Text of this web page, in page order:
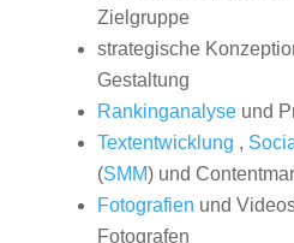
Zielgruppe
strategische
Gestaltung
Rankinganalyseund
Textentwicklung ,
(SMM) und
Fotografien und
Fotografen